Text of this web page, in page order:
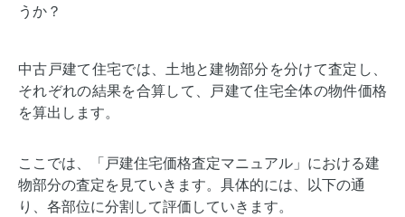
うか？
中古戸建て住宅では、土地と建物部分を分けて査定し、
それぞれの結果を合算して、戸建て住宅全体の物件価格
を算出します。
ここでは、「戸建住宅価格査定マニュアル」における建
物部分の査定を見ていきます。具体的には、以下の通
り、各部位に分割して評価していきます。